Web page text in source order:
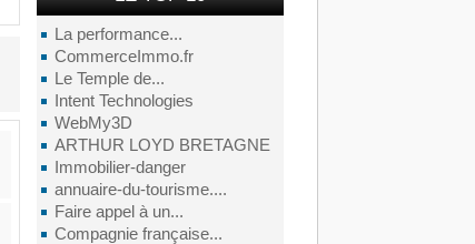
La performance...
CommerceImmo.fr
Le Temple de...
Intent Technologies
WebMy3D
ARTHUR LOYD BRETAGNE
Immobilier-danger
annuaire-du-tourisme....
Faire appel à un...
Compagnie française...